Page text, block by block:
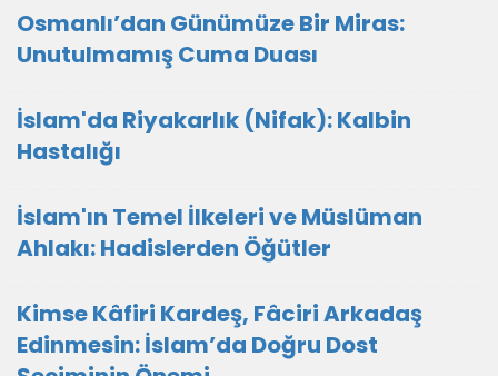
Osmanlı’dan Günümüze Bir Miras:
Unutulmamış Cuma Duası
İslam'da Riyakarlık (Nifak): Kalbin
Hastalığı
İslam'ın Temel İlkeleri ve Müslüman
Ahlakı: Hadislerden Öğütler
Kimse Kâfiri Kardeş, Fâciri Arkadaş
Edinmesin: İslam’da Doğru Dost